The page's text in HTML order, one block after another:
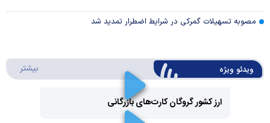
مصوبه تسهیلات گمرکی در شرایط اضطرار تمدید شد
ویدئو ویژه بیشتر
ارز کشور گروگان کارت‌های بازرگانی